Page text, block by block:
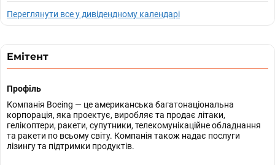
Переглянути все у дивідендному календарі
Емітент
Профіль
Компанія Boeing — це американська багатонаціональна
корпорація, яка проектує, виробляє та продає літаки,
гелікоптери, ракети, супутники, телекомунікаційне обладнання
та ракети по всьому світу. Компанія також надає послуги
лізингу та підтримки продуктів.